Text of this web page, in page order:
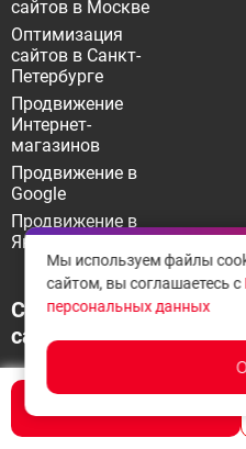
сайтов в Москве
Оптимизация
сайтов в Санкт-
Петербурге
Продвижение
Интернет-
магазинов
Продвижение в
Google
Продвижение в
Яндекс
Создание
сайтов
Контекстная
реклама
Мы используем файлы
сайтом, вы соглашаетесь с
персональных данных